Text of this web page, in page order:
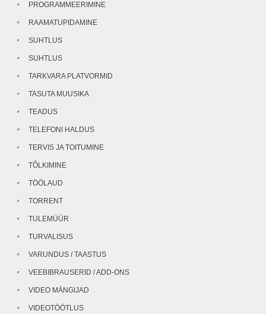
PROGRAMMEERIMINE
RAAMATUPIDAMINE
SUHTLUS
SUHTLUS
TARKVARA PLATVORMID
TASUTA MUUSIKA
TEADUS
TELEFONI HALDUS
TERVIS JA TOITUMINE
TÕLKIMINE
TÖÖLAUD
TORRENT
TULEMÜÜR
TURVALISUS
VARUNDUS / TAASTUS
VEEBIBRAUSERID / ADD-ONS
VIDEO MÄNGIJAD
VIDEOTÖÖTLUS